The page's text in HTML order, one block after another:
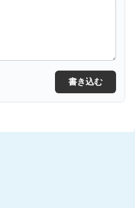
書き込む